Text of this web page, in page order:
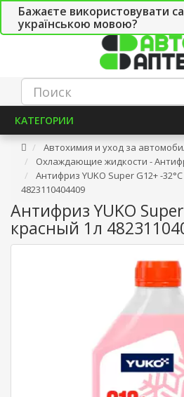
Бажаєте використовувати
українською мовою?
СТО
КАТЕГОРИИ
Автохимия и уход за
Охлаждающие жидкости -
Антифриз YUKO Super G12+ -
4823110404409
Антифриз YUKO
красный 1л